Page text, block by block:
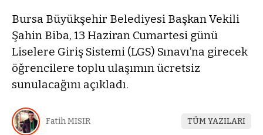
Bursa Büyükşehir Belediyesi Başkan Vekili
Şahin Biba, 13 Haziran Cumartesi günü
Liselere Giriş Sistemi (LGS) Sınavı’na girecek
öğrencilere toplu ulaşımın ücretsiz
sunulacağını açıkladı.
Fatih MISIR TÜM YAZILARI